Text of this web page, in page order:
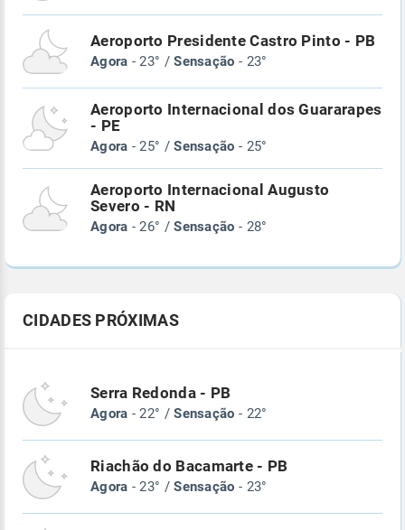
Aeroporto Presidente Castro Pinto - PB
Agora - 23° /Sensação - 23°
Aeroporto Internacional dos Guararapes
- PE
Agora - 25° /Sensação - 25°
Aeroporto Internacional Augusto
Severo - RN
Agora - 26° /Sensação - 28°
CIDADES PRÓXIMAS
Serra Redonda - PB
Agora - 22° /Sensação - 22°
Riachão do Bacamarte - PB
Agora - 23° /Sensação - 23°